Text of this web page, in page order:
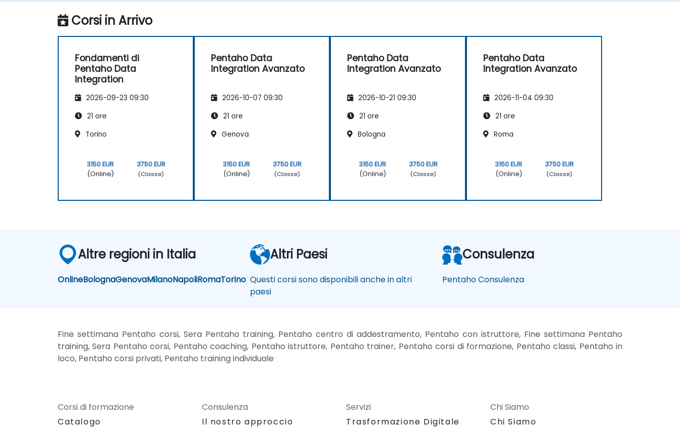
Corsi in Arrivo
Fondamenti di
Pentaho Data
Integration
2026-09-23 09:30
21 ore
Torino
3150 EUR
(Online)
3750 EUR
(Classe)
Pentaho Data
Integration Avanzato
2026-10-07 09:30
21 ore
Genova
3150 EUR
(Online)
3750 EUR
(Classe)
Pentaho Data
Integration Avanzato
2026-10-21 09:30
21 ore
Bologna
3150 EUR
(Online)
3750 EUR
(Classe)
Pentaho Data
Integration Avanzato
2026-11-04 09:30
21 ore
Roma
3150 EUR
(Online)
3750 EUR
(Classe)
Altre regioni in Italia
OnlineBolognaGenovaMilanoNapoliRomaTorino
Altri Paesi
Questi corsi sono disponibili anche in altri
paesi
Consulenza
Pentaho Consulenza
Fine settimana Pentaho corsi, Sera Pentaho training, Pentaho centro di addestramento, Pentaho con istruttore, Fine settimana Pentaho
training, Sera Pentaho corsi, Pentaho coaching, Pentaho istruttore, Pentaho trainer, Pentaho corsi di formazione, Pentaho classi, Pentaho in
loco, Pentaho corsi privati, Pentaho training individuale
Corsi di formazione
Catalogo
Consulenza
Il nostro approccio
Servizi
Trasformazione Digitale
Chi Siamo
Chi Siamo